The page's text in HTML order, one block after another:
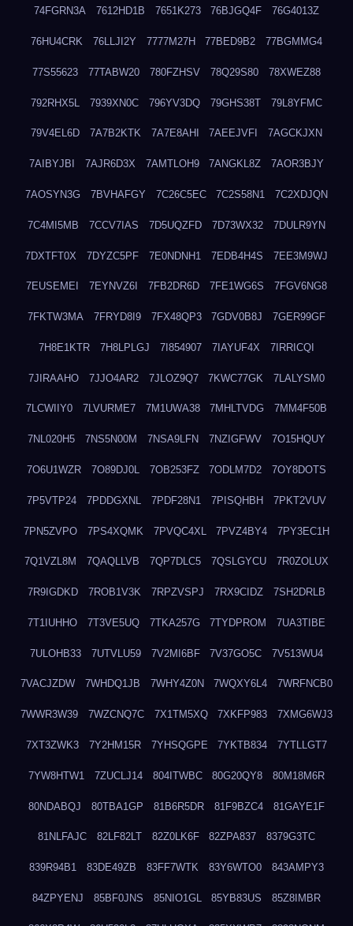
74FGRN3A 7612HD1B 7651K273 76BJGQ4F 76G4013Z
76HU4CRK 76LLJI2Y 7777M27H 77BED9B2 77BGMMG4
77S55623 77TABW20 780FZHSV 78Q29S80 78XWEZ88
792RHX5L 7939XN0C 796YV3DQ 79GHS38T 79L8YFMC
79V4EL6D 7A7B2KTK 7A7E8AHI 7AEEJVFI 7AGCKJXN
7AIBYJBI 7AJR6D3X 7AMTLOH9 7ANGKL8Z 7AOR3BJY
7AOSYN3G 7BVHAFGY 7C26C5EC 7C2S58N1 7C2XDJQN
7C4MI5MB 7CCV7IAS 7D5UQZFD 7D73WX32 7DULR9YN
7DXTFT0X 7DYZC5PF 7E0NDNH1 7EDB4H4S 7EE3M9WJ
7EUSEMEI 7EYNVZ6I 7FB2DR6D 7FE1WG6S 7FGV6NG8
7FKTW3MA 7FRYD8I9 7FX48QP3 7GDV0B8J 7GER99GF
7H8E1KTR 7H8LPLGJ 7I854907 7IAYUF4X 7IRRICQI
7JIRAAHO 7JJO4AR2 7JLOZ9Q7 7KWC77GK 7LALYSM0
7LCWIIY0 7LVURME7 7M1UWA38 7MHLTVDG 7MM4F50B
7NL020H5 7NS5N00M 7NSA9LFN 7NZIGFWV 7O15HQUY
7O6U1WZR 7O89DJ0L 7OB253FZ 7ODLM7D2 7OY8DOTS
7P5VTP24 7PDDGXNL 7PDF28N1 7PISQHBH 7PKT2VUV
7PN5ZVPO 7PS4XQMK 7PVQC4XL 7PVZ4BY4 7PY3EC1H
7Q1VZL8M 7QAQLLVB 7QP7DLC5 7QSLGYCU 7R0ZOLUX
7R9IGDKD 7ROB1V3K 7RPZVSPJ 7RX9CIDZ 7SH2DRLB
7T1IUHHO 7T3VE5UQ 7TKA257G 7TYDPROM 7UA3TIBE
7ULOHB33 7UTVLU59 7V2MI6BF 7V37GO5C 7V513WU4
7VACJZDW 7WHDQ1JB 7WHY4Z0N 7WQXY6L4 7WRFNCB0
7WWR3W39 7WZCNQ7C 7X1TM5XQ 7XKFP983 7XMG6WJ3
7XT3ZWK3 7Y2HM15R 7YHSQGPE 7YKTB834 7YTLLGT7
7YW8HTW1 7ZUCLJ14 804ITWBC 80G20QY8 80M18M6R
80NDABQJ 80TBA1GP 81B6R5DR 81F9BZC4 81GAYE1F
81NLFAJC 82LF82LT 82Z0LK6F 82ZPA837 8379G3TC
839R94B1 83DE49ZB 83FF7WTK 83Y6WTO0 843AMPY3
84ZPYENJ 85BF0JNS 85NIO1GL 85YB83US 85Z8IMBR